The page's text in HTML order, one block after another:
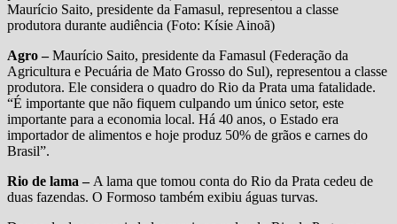
Maurício Saito, presidente da Famasul, representou a classe
produtora durante audiência (Foto: Kísie Ainoã)
Agro –Maurício Saito, presidente da Famasul (Federação da
Agricultura e Pecuária de Mato Grosso do Sul), representou a classe
produtora. Ele considera o quadro do Rio da Prata uma fatalidade.
“É importante que não fiquem culpando um único setor, este
importante para a economia local. Há 40 anos, o Estado era
importador de alimentos e hoje produz 50% de grãos e carnes do
Brasil”.
Rio de lama –A lama que tomou conta do Rio da Prata cedeu de
duas fazendas. O Formoso também exibiu águas turvas.